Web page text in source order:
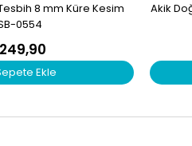
8 mm Küre Kesim
0554
Ekle
Akik